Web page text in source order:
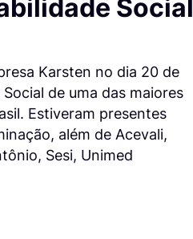
Social
Karsten no dia 20 de
de uma das maiores
Estiveram presentes
além de Acevali,
Sesi, Unimed